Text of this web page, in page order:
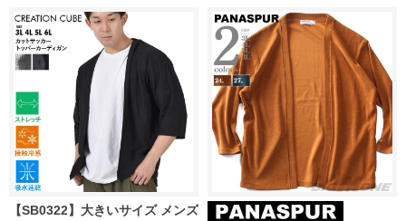
【SB0322】大きいサイズ メンズ